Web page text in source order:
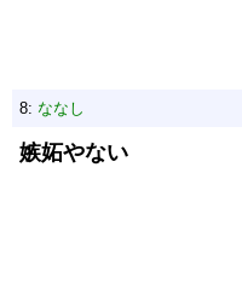
8: ななし
嫉妬やない